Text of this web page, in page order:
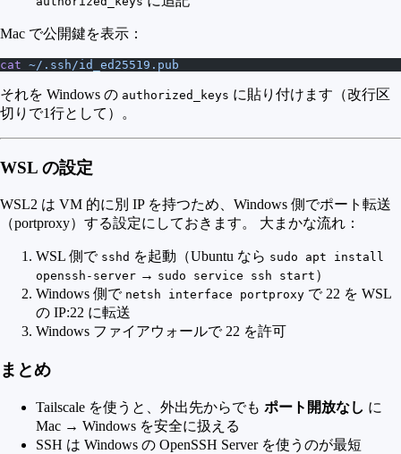
Mac で公開鍵を表示：
cat ~/.ssh/id_ed25519.pub
それを Windows の authorized_keys に貼り付けます（改行区
切りで1行として）。
WSL の設定
WSL2 は VM 的に別 IP を持つため、Windows 側でポート転送
（portproxy）する設定にしておきます。 大まかな流れ：
WSL 側で sshd を起動（Ubuntu なら sudo apt install
openssh-server → sudo service ssh start ）
Windows 側で netsh interface portproxy で 22 を WSL
の IP:22 に転送
Windows ファイアウォールで 22 を許可
まとめ
Tailscale を使うと、外出先からでも ポート開放なし に
Mac → Windows を安全に扱える
SSH は Windows の OpenSSH Server を使うのが最短